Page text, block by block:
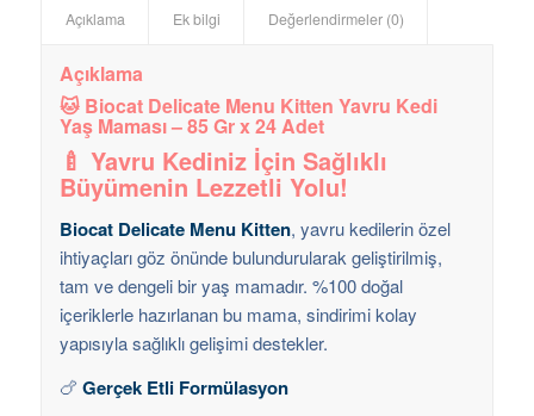
Açıklama Ek bilgi Değerlendirmeler (0)
Açıklama
🐱 Biocat Delicate Menu Kitten Yavru Kedi
Yaş Maması – 85 Gr x 24 Adet
🍼 Yavru Kediniz İçin Sağlıklı
Büyümenin Lezzetli Yolu!
Biocat Delicate Menu Kitten, yavru kedilerin özel
ihtiyaçları göz önünde bulundurularak geliştirilmiş,
tam ve dengeli bir yaş mamadır. %100 doğal
içeriklerle hazırlanan bu mama, sindirimi kolay
yapısıyla sağlıklı gelişimi destekler.
🍗 Gerçek Etli Formülasyon